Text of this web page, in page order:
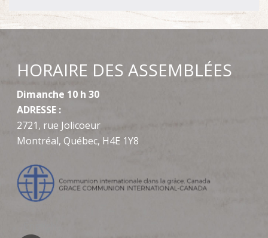
HORAIRE DES ASSEMBLÉES
Dimanche 10 h 30
ADRESSE :
2721, rue Jolicoeur
Montréal, Québec, H4E 1Y8